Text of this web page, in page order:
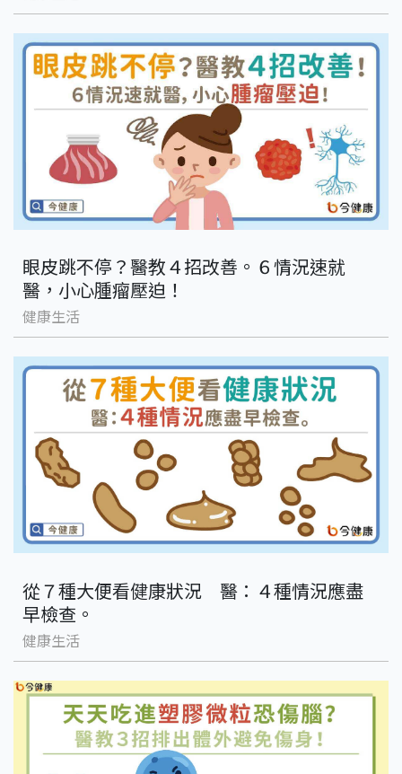
眼皮跳不停？醫教４招改善。６情況速就
醫，小心腫瘤壓迫！
健康生活
從７種大便看健康狀況 醫：４種情況應盡
早檢查。
健康生活